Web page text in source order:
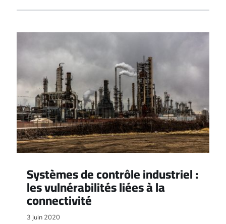
Systèmes de contrôle industriel :
les vulnérabilités liées à la
connectivité
3 juin 2020